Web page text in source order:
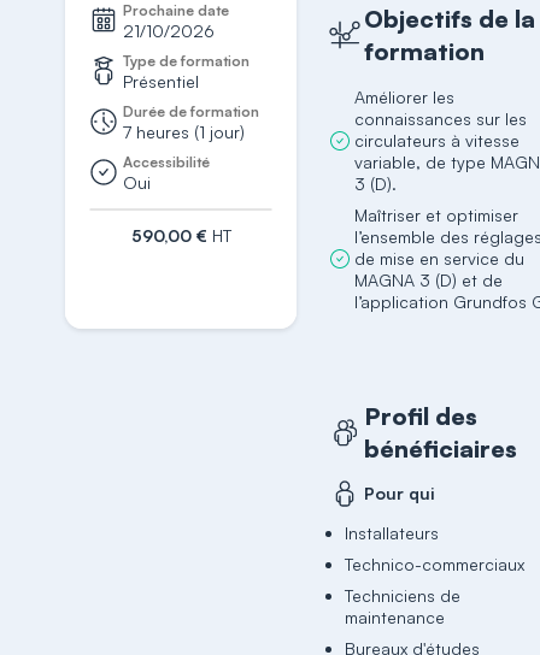
Prochaine date
21/10/2026
Type de formation
Présentiel
Durée de formation
7 heures (1 jour)
Accessibilité
Oui
590,00 € HT
Objectifs de la
formation
Améliorer les
connaissances sur les
circulateurs à vitesse
variable, de type
3 (D).
Maîtriser et optimiser
l’ensemble des
de mise en service du
MAGNA 3 (D) et de
l’application Grundfos
Profil des
bénéficiaires
Pour qui
Installateurs
Technico-commerciaux
Techniciens de
maintenance
Bureaux d'études